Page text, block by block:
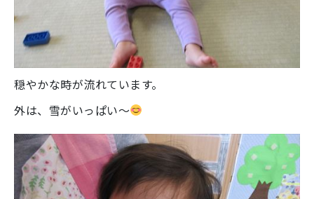
穏やかな時が流れています。
外は、雪がいっぱい～